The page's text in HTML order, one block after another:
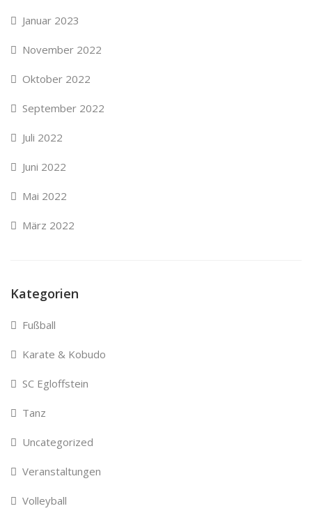
Januar 2023
November 2022
Oktober 2022
September 2022
Juli 2022
Juni 2022
Mai 2022
März 2022
Kategorien
Fußball
Karate & Kobudo
SC Egloffstein
Tanz
Uncategorized
Veranstaltungen
Volleyball